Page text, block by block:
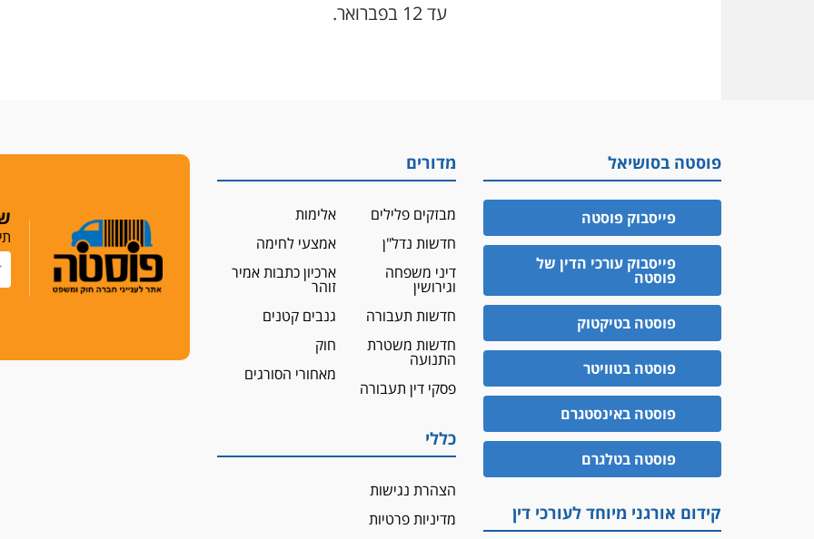
עד 12 בפברואר.
פוסטה בסושיאל
פייסבוק פוסטה
פייסבוק עורכי הדין של
פוסטה
פוסטה בטיקטוק
פוסטה בטוויטר
פוסטה באינסטגרם
פוסטה בטלגרם
קידום אורגני מיוחד לעורכי דין
מדורים
מבזקים פלילים
חדשות נדל"ן
דיני משפחה
וגירושין
חדשות תעבורה
חדשות משטרת
התנועה
פסקי דין תעבורה
אלימות
אמצעי לחימה
ארכיון כתבות אמיר
זוהר
גנבים קטנים
חוק
מאחורי הסורגים
כללי
הצהרת נגישות
מדיניות פרטיות